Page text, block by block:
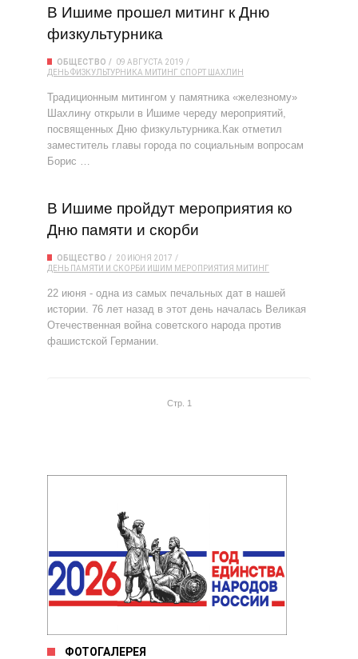
В Ишиме прошел митинг к Дню
физкультурника
ОБЩЕСТВО
09 АВГУСТА 2019
ДЕНЬ ФИЗКУЛЬТУРНИКА МИТИНГ СПОРТ ШАХЛИН
Традиционным митингом у памятника «железному»
Шахлину открыли в Ишиме череду мероприятий,
посвященных Дню физкультурника.Как отметил
заместитель главы города по социальным вопросам
Борис …
В Ишиме пройдут мероприятия ко
Дню памяти и скорби
ОБЩЕСТВО
20 ИЮНЯ 2017
ДЕНЬ ПАМЯТИ И СКОРБИ ИШИМ МЕРОПРИЯТИЯ МИТИНГ
22 июня - одна из самых печальных дат в нашей
истории. 76 лет назад в этот день началась Великая
Отечественная война советского народа против
фашистской Германии.
Стр. 1
ФОТОГАЛЕРЕЯ